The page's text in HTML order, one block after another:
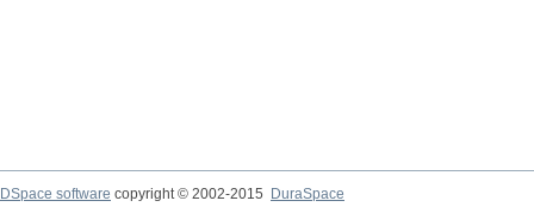
DSpace software copyright © 2002-2015
DuraSpace